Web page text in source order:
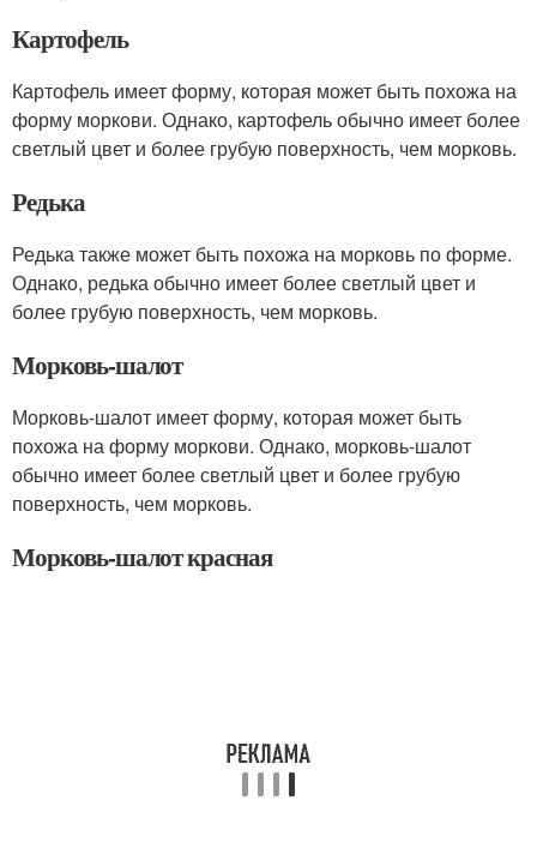
Картофель
Картофель имеет форму, которая может быть похожа на
форму моркови. Однако, картофель обычно имеет более
светлый цвет и более грубую поверхность, чем морковь.
Редька
Редька также может быть похожа на морковь по форме.
Однако, редька обычно имеет более светлый цвет и
более грубую поверхность, чем морковь.
Морковь-шалот
Морковь-шалот имеет форму, которая может быть
похожа на форму моркови. Однако, морковь-шалот
обычно имеет более светлый цвет и более грубую
поверхность, чем морковь.
Морковь-шалот красная